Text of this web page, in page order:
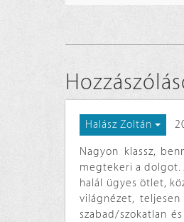
Halász Zoltán
Nagyon klassz,
megtekeri a dolgot.
halál ügyes ötlet,
világnézet,
szabad/szokatlan